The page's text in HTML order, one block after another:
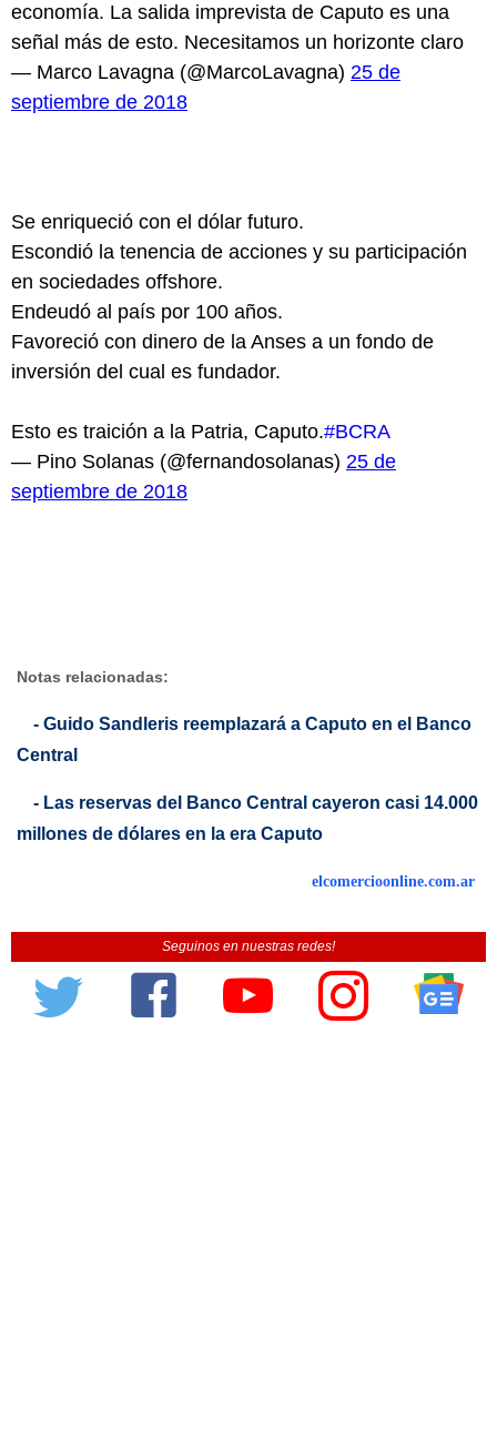
economía. La salida imprevista de Caputo es una
señal más de esto. Necesitamos un horizonte claro
— Marco Lavagna (@MarcoLavagna) 25 de
septiembre de 2018
Se enriqueció con el dólar futuro.
Escondió la tenencia de acciones y su participación
en sociedades offshore.
Endeudó al país por 100 años.
Favoreció con dinero de la Anses a un fondo de
inversión del cual es fundador.
Esto es traición a la Patria, Caputo.#BCRA
— Pino Solanas (@fernandosolanas) 25 de
septiembre de 2018
Notas relacionadas:
- Guido Sandleris reemplazará a Caputo en el Banco
Central
- Las reservas del Banco Central cayeron casi 14.000
millones de dólares en la era Caputo
elcomercioonline.com.ar
Seguinos en nuestras redes!